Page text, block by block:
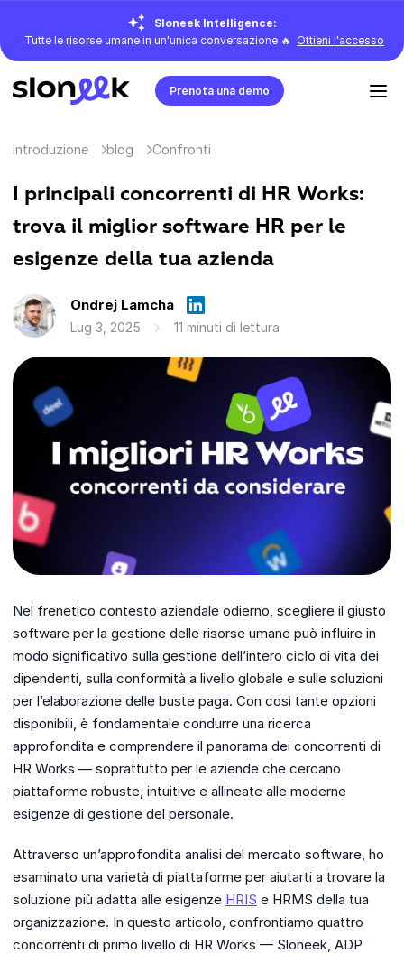
Sloneek Intelligence:
Tutte le risorse umane in un'unica conversazione 🔥 Ottieni l'accesso
Prenota una demo
Introduzione blog Confronti
I principali concorrenti di HR Works:
trova il miglior software HR per le
esigenze della tua azienda
Ondrej Lamcha
Lug 3, 2025 11 minuti di lettura
Nel frenetico contesto aziendale odierno, scegliere il giusto
software per la gestione delle risorse umane può influire in
modo significativo sulla gestione dell’intero ciclo di vita dei
dipendenti, sulla conformità a livello globale e sulle soluzioni
per l’elaborazione delle buste paga. Con così tante opzioni
disponibili, è fondamentale condurre una ricerca
approfondita e comprendere il panorama dei concorrenti di
HR Works — soprattutto per le aziende che cercano
piattaforme robuste, intuitive e allineate alle moderne
esigenze di gestione del personale.
Attraverso un’approfondita analisi del mercato software, ho
esaminato una varietà di piattaforme per aiutarti a trovare la
soluzione più adatta alle esigenze HRIS e HRMS della tua
organizzazione. In questo articolo, confrontiamo quattro
concorrenti di primo livello di HR Works — Sloneek, ADP